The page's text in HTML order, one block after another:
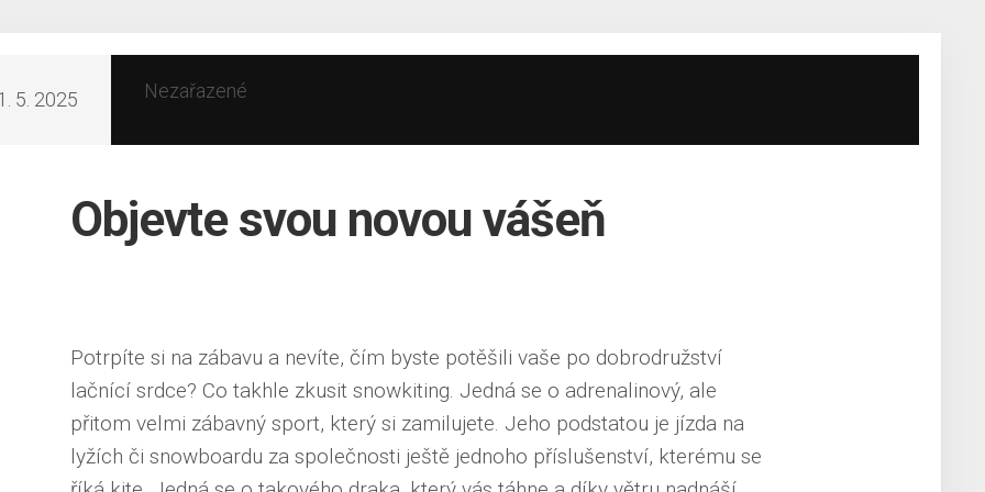
5. 2025 Nezařazené
Objevte svou novou vášeň
Potrpíte si na zábavu a nevíte, čím byste potěšili vaše po dobrodružství
lačnící srdce? Co takhle zkusit snowkiting. Jedná se o adrenalinový, ale
přitom velmi zábavný sport, který si zamilujete. Jeho podstatou je jízda na
lyžích či snowboardu za společnosti ještě jednoho příslušenství, kterému se